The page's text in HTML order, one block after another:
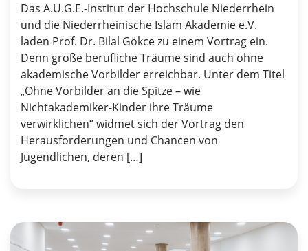
Das A.U.G.E.-Institut der Hochschule Niederrhein
und die Niederrheinische Islam Akademie e.V.
laden Prof. Dr. Bilal Gökce zu einem Vortrag ein.
Denn große berufliche Träume sind auch ohne
akademische Vorbilder erreichbar. Unter dem Titel
„Ohne Vorbilder an die Spitze – wie
Nichtakademiker-Kinder ihre Träume
verwirklichen“ widmet sich der Vortrag den
Herausforderungen und Chancen von
Jugendlichen, deren […]